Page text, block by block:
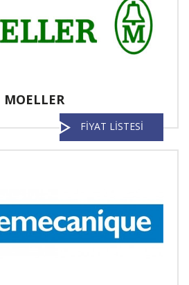
MOELLER
FİYAT LİSTESİ